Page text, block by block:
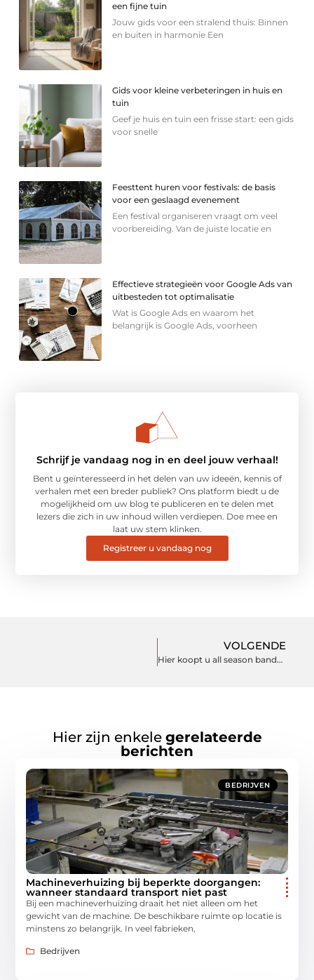
een fijne tuin
Jouw gids voor een stralend thuis: Binnen
en buiten in harmonie Een
Gids voor kleine verbeteringen in huis en
tuin
Geef je huis en tuin een frisse start: een gids
voor snelle
Feesttent huren voor festivals: de basis
voor een geslaagd evenement
Een festival organiseren vraagt om veel
voorbereiding. Van de juiste locatie en
Effectieve strategieën voor Google Ads van
uitbesteden tot optimalisatie
Wat is Google Ads en waarom het
belangrijk is Google Ads, voorheen
Schrijf je vandaag nog in en deel jouw verhaal!
Bent u geïnteresseerd in het delen van uw ideeën, kennis of
verhalen met een breder publiek? Ons platform biedt u de
mogelijkheid om uw blog te publiceren en te delen met
lezers die zich in uw inhoud willen verdiepen. Doe mee en
laat uw stem klinken.
Registreer u vandaag nog
VOLGENDE
Hier koopt u all season banden
Hier zijn enkele gerelateerde
berichten
BEDRIJVEN
Machineverhuizing bij beperkte doorgangen:
wanneer standaard transport niet past
Bij een machineverhuizing draait het niet alleen om het
gewicht van de machine. De beschikbare ruimte op locatie is
minstens zo belangrijk. In veel fabrieken,
Bedrijven